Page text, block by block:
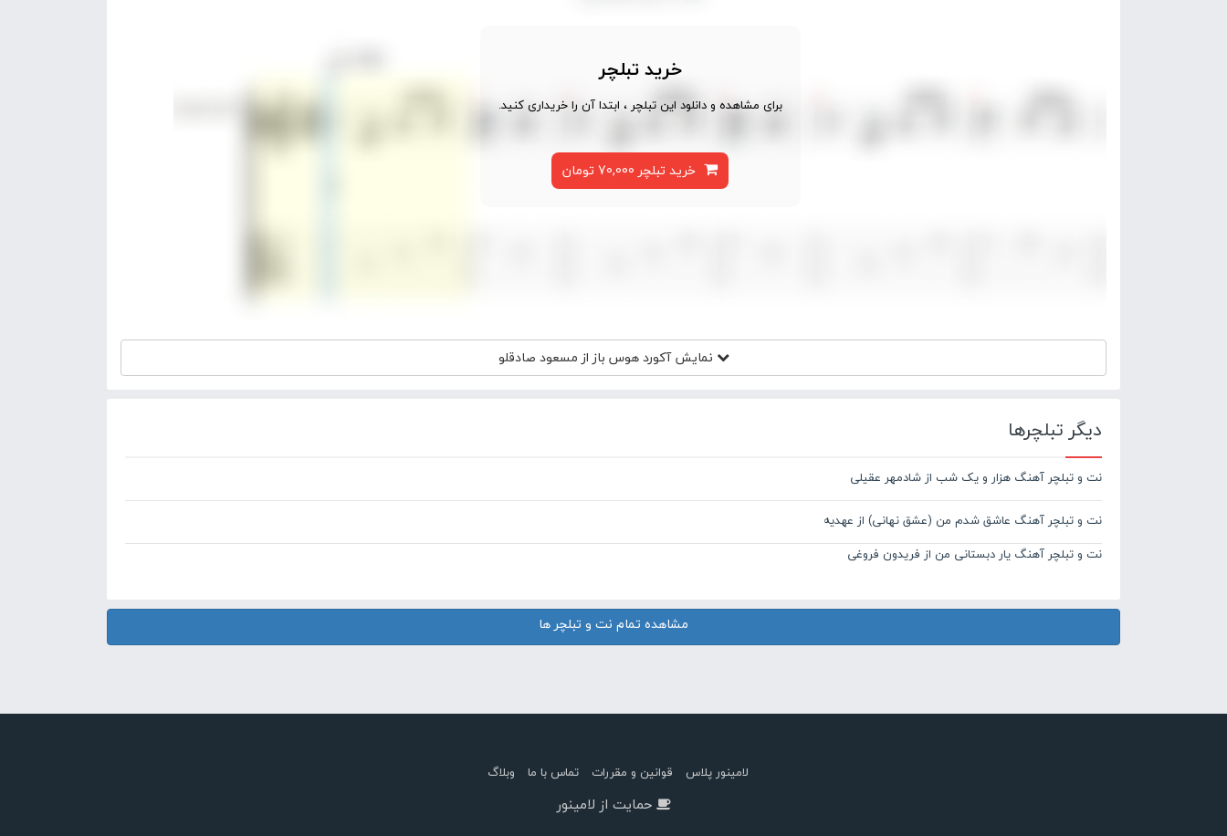
خرید تبلچر
برای مشاهده و دانلود این تبلچر ، ابتدا آن را خریداری کنید.
هوس باز از مسعود صادقلو
دیگر تبلچرها
نت و تبلچر آهنگ هزار و یک شب از شادمهر عقیلی
نت و تبلچر آهنگ عاشق شدم من (عشق نهانی) از عهدیه
نت و تبلچر آهنگ یار دبستانی من از فریدون فروغی
مشاهده تمام نت و تبلچر ها
لامینور پلاس قوانین و مقررات تماس با ما وبلاگ
حمایت از لامینور